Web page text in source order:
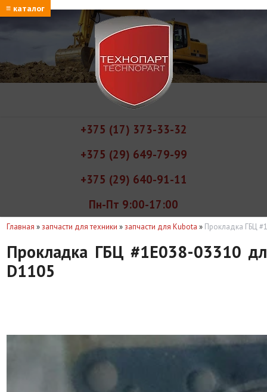
≡ каталог
+375 (17) 373-33-32
+375 (29) 649-79-99
+375 (29) 640-91-11
Пн-Пт 9:00-17:00
Главная »запчасти для техники »запчасти для Kubota » Прокладка ГБЦ
Прокладка ГБЦ #1E038-03310
D1105